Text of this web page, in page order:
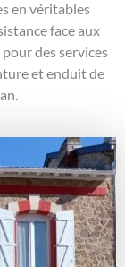
en véritables
face aux
des services
et enduit de